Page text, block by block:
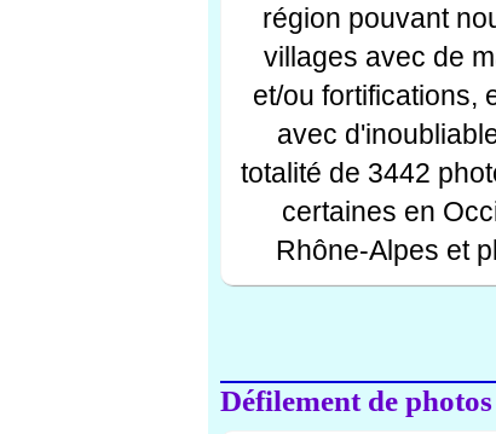
région pouvant
villages avec de
et/ou fortifications,
avec
totalité de 3442
certaines en
Rhône-Alpes et
Défilement de